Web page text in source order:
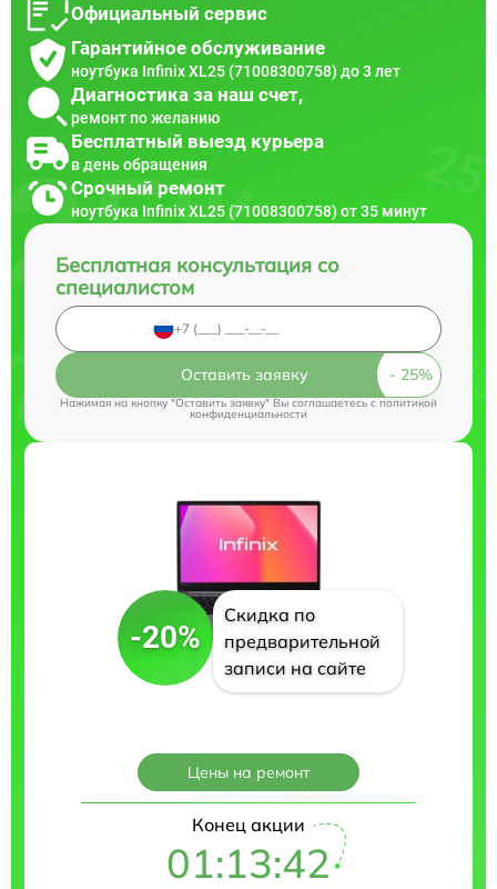
Официальный сервис
Гарантийное обслуживание
ноутбука Infinix XL25 (71008300758) до 3 лет
Диагностика за наш счет,
ремонт по желанию
Бесплатный выезд курьера
в день обращения
Срочный ремонт
ноутбука Infinix XL25 (71008300758) от 35 минут
Бесплатная консультация со
специалистом
Оставить заявку
Нажимая на кнопку "Оставить заявку" Вы соглашаетесь cполитикой
конфиденциальности
-20%
Скидка по
предварительной
записи на сайте
Цены на ремонт
Конец акции
01:13:41